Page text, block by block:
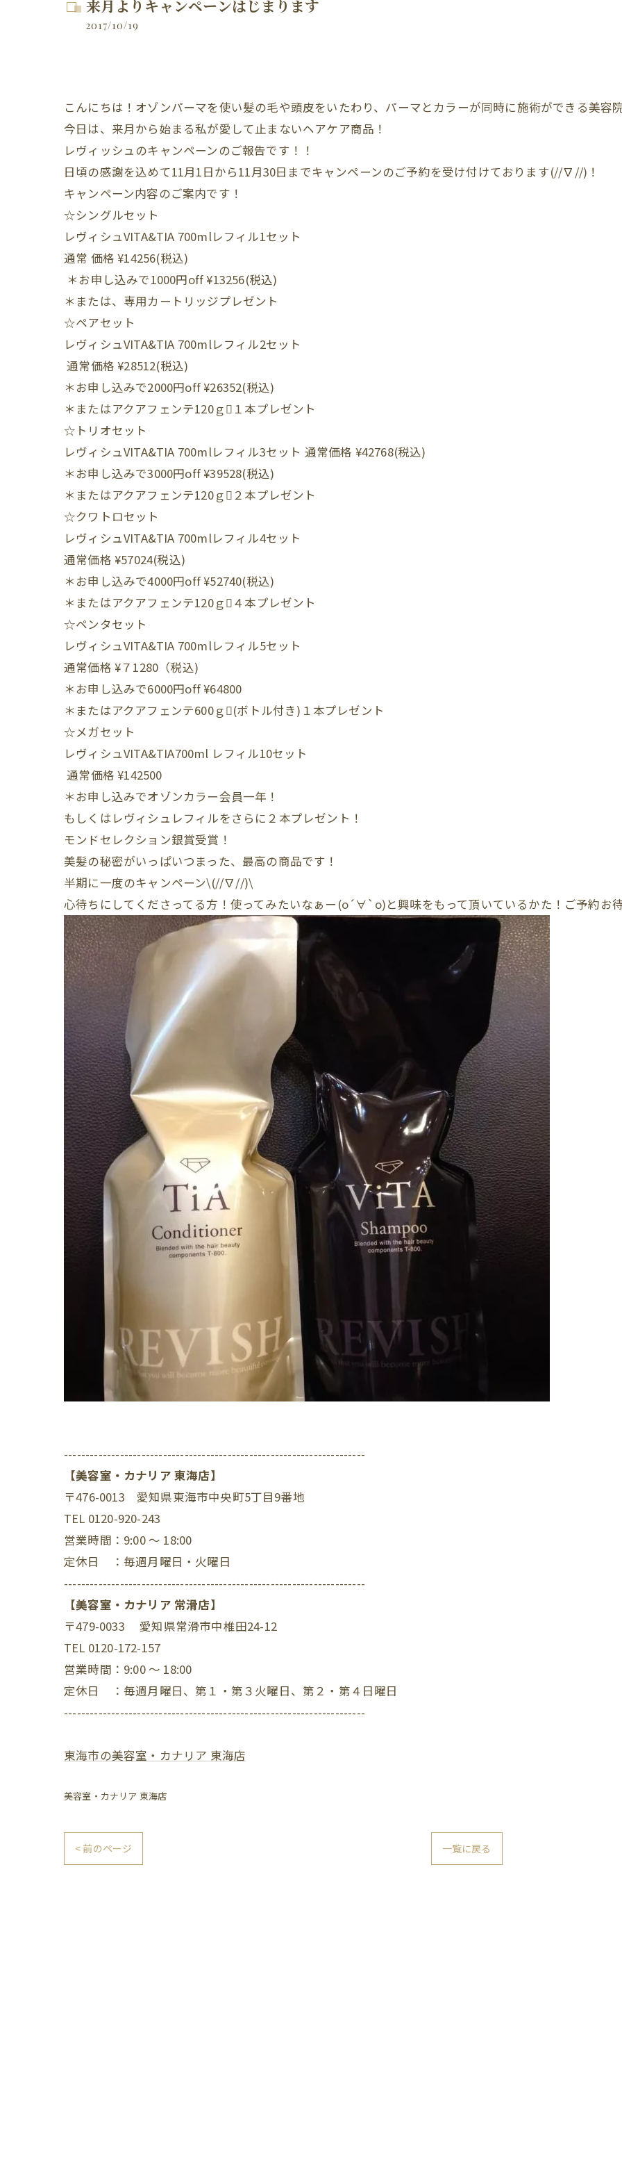
来月よりキャンペーンはじまります
2017/10/19
こんにちは！オゾンパーマを使い髪の毛や頭皮をいたわり、パーマとカラーが同時に施術ができる美容
今日は、来月から始まる私が愛して止まないヘアケア商品！
レヴィッシュのキャンペーンのご報告です！！
日頃の感謝を込めて11月1日から11月30日までキャンペーンのご予約を受け付けております(//∇//)！
キャンペーン内容のご案内です！
☆シングルセット
レヴィシュVITA&TIA 700mlレフィル1セット
通常 価格 ¥14256(税込)
＊お申し込みで1000円off ¥13256(税込)
＊または、専用カートリッジプレゼント
☆ペアセット
レヴィシュVITA&TIA 700mlレフィル2セット
通常価格 ¥28512(税込)
＊お申し込みで2000円off ¥26352(税込)
＊またはアクアフェンテ120ｇ１本プレゼント
☆トリオセット
レヴィシュVITA&TIA 700mlレフィル3セット 通常価格 ¥42768(税込)
＊お申し込みで3000円off ¥39528(税込)
＊またはアクアフェンテ120ｇ２本プレゼント
☆クワトロセット
レヴィシュVITA&TIA 700mlレフィル4セット
通常価格 ¥57024(税込)
＊お申し込みで4000円off ¥52740(税込)
＊またはアクアフェンテ120ｇ４本プレゼント
☆ペンタセット
レヴィシュVITA&TIA 700mlレフィル5セット
通常価格 ¥７1280（税込)
＊お申し込みで6000円off ¥64800
＊またはアクアフェンテ600ｇ(ボトル付き)１本プレゼント
☆メガセット
レヴィシュVITA&TIA700ml レフィル10セット
通常価格 ¥142500
＊お申し込みでオゾンカラー会員一年！
もしくはレヴィシュレフィルをさらに２本プレゼント！
モンドセレクション銀賞受賞！
美髪の秘密がいっぱいつまった、最高の商品です！
半期に一度のキャンペーン\(//∇//)\
心待ちにしてくださってる方！使ってみたいなぁー(о´∀`о)と興味をもって頂いているかた！ご予約お
----------------------------------------------------------------------
【美容室・カナリア 東海店】
〒476-0013 愛知県東海市中央町5丁目9番地
TEL 0120-920-243
営業時間：9:00 ～ 18:00
定休日 ：毎週月曜日・火曜日
----------------------------------------------------------------------
【美容室・カナリア 常滑店】
〒479-0033 愛知県常滑市中椎田24-12
TEL 0120-172-157
営業時間：9:00 ～ 18:00
定休日 ：毎週月曜日、第１・第３火曜日、第２・第４日曜日
----------------------------------------------------------------------
東海市の美容室・カナリア 東海店
美容室・カナリア 東海店
< 前のページ 一覧に戻る